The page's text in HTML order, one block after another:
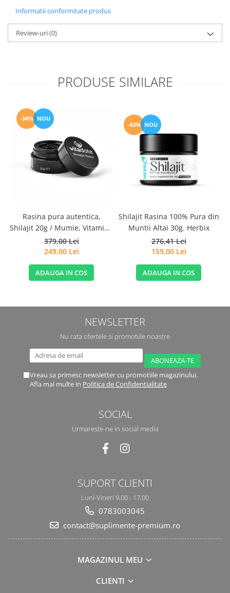
Informatii conformitate produs
Review-uri(0)
PRODUSE SIMILARE
-34% NOU
Rasina pura autentica,
Shilajit 20g / Mumie, Vitamine
si Micronutrienti - Vitadote
379,00 Lei
249,00 Lei
ADAUGA IN COS
-42% NOU
Shilajit Rasina 100% Pura din
Muntii Altai 30g. Herbix
276,41 Lei
159,00 Lei
ADAUGA IN COS
NEWSLETTER
Nu rata ofertele si promotiile noastre
Vreau sa primesc newsletter cu promotiile magazinului.
Afla mai multe in Politica de Confidentialitate
SOCIAL
Urmareste-ne in social media
SUPORT CLIENTI
Luni-Vineri 9,00 - 17,00
0783003045
contact@suplimente-premium.ro
MAGAZINUL MEU
CLIENTI